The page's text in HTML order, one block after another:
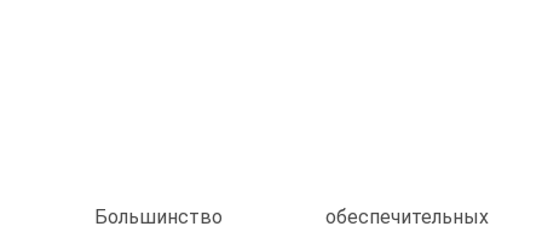
Большинство обеспечительных